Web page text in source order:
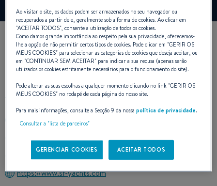
NOSSOS DADOS DE
CONTATO
+971557908450
Kuwait
https://www.sf-yachts.com
Ao visitar o site, os dados podem ser armazenados no seu navegador ou
recuperados a partir dele, geralmente sob a forma de cookies. Ao clicar em
"ACEITAR TODOS", consente a utilização de todos os cookies.
Como damos grande importância ao respeito pela sua privacidade, oferecemos-
lhe a opção de não permitir certos tipos de cookies. Pode clicar em "GERIR OS
MEUS COOKIES" para selecionar as categorias de cookies que deseja aceitar, ou
em "CONTINUAR SEM ACEITAR" para indicar a sua recusa (apenas serão
utilizados os cookies estritamente necessários para o funcionamento do site).
Pode alterar as suas escolhas a qualquer momento clicando no link "GERIR OS
MEUS COOKIES" no rodapé de cada página do nosso site.
Para mais informações, consulte a Secção 9 da nossapolítica de privacidade.
Consultar a "lista de parceiros"
GERENCIAR COOKIES ACEITAR TODOS